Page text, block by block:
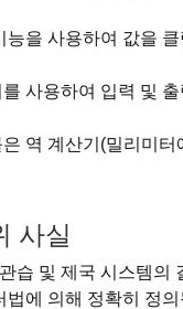
능을 사용하여 값을
사용하여 입력 및
역 계산기(밀리미터
사실
습 및 제국 시스템의
법에 의해 정확히 정